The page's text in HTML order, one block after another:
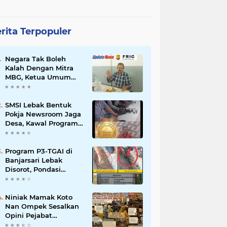
Terpopuler
Negara Tak Boleh
Kalah Dengan Mitra
MBG, Ketua Umum
APKLI-P: Silahkan
Kantin Sekolah
SMSI Lebak Bentuk
Pokja Newsroom Jaga
Desa, Kawal Program
Desa Agar Bisa Maju
Program P3-TGAI di
Banjarsari Lebak
Disorot, Pondasi
Diduga Terisi Tanah,
Sanksi Berat Hingga
Pidana
Niniak Mamak Koto
Nan Ompek Sesalkan
Opini Pejabat
Payakumbuh Soal